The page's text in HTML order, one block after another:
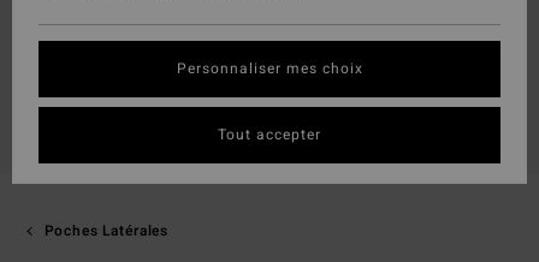
Poches Latérales
Personnaliser mes choix
Tout accepter